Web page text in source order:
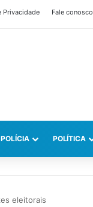
Privacidade Fale conosco
POLÍCIA POLÍTICA
eleitorais